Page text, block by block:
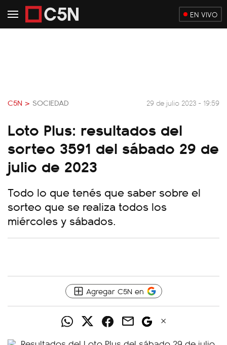
EN VIVO
C5N > SOCIEDAD 29 de julio 2023 - 19:59
Loto Plus: resultados del
sorteo 3591 del sábado 29 de
julio de 2023
Todo lo que tenés que saber sobre el
sorteo que se realiza todos los
miércoles y sábados.
Agregar C5N en